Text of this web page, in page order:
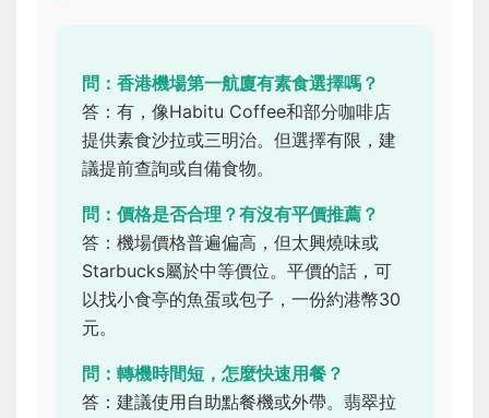
問：香港機場第一航廈有素食選擇嗎？
答：有，像Habitu Coffee和部分咖啡店
提供素食沙拉或三明治。但選擇有限，建
議提前查詢或自備食物。
問：價格是否合理？有沒有平價推薦？
答：機場價格普遍偏高，但太興燒味或
Starbucks屬於中等價位。平價的話，可
以找小食亭的魚蛋或包子，一份約港幣30
元。
問：轉機時間短，怎麼快速用餐？
答：建議使用自助點餐機或外帶。翡翠拉